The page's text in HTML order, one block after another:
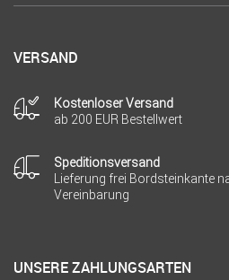
VERSAND
Kostenloser Versand
ab 200 EUR Bestellwert
Speditionsversand
Lieferung frei Bordsteinkante
Vereinbarung
UNSERE ZAHLUNGSARTEN